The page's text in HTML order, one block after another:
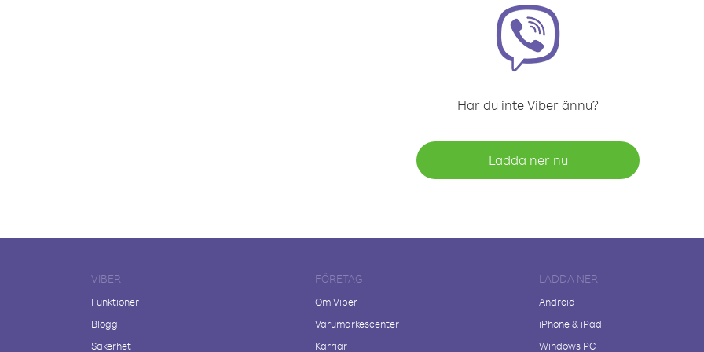
Har du inte Viber ännu?
Ladda ner nu
VIBER
Funktioner
Blogg
Säkerhet
FÖRETAG
Om Viber
Varumärkescenter
Karriär
LADDA NER
Android
iPhone & iPad
Windows PC